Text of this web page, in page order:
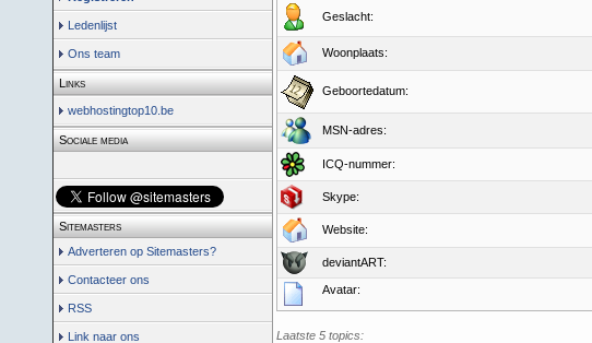
Ledenlijst
Ons team
Links
webhostingtop10.be
Sociale media
Sitemasters
Adverteren op Sitemasters?
Contacteer ons
RSS
Link naar ons
Geslacht:
Woonplaats:
Geboortedatum:
MSN-adres:
ICQ-nummer:
Skype:
Website:
deviantART:
Avatar:
Laatste 5 topics: